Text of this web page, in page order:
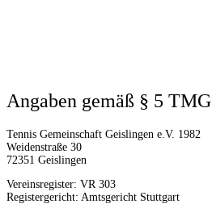
Angaben gemäß § 5 TMG
Tennis Gemeinschaft Geislingen e.V. 1982
Weidenstraße 30
72351 Geislingen
Vereinsregister: VR 303
Registergericht: Amtsgericht Stuttgart